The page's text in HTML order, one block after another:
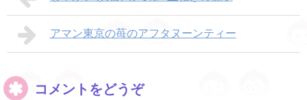
アマン東京の苺のアフタヌーンティー
コメントをどうぞ